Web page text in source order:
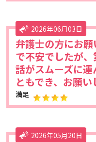
2026年06月03日
弁護士の方にお
で不安でしたが
話がスムーズに
ともでき、お願い
満足
2026年05月20日